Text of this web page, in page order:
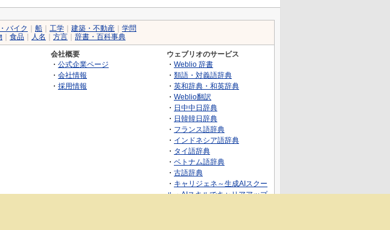
バイク 船 工学 建築・不動産
学問
食品 人名 方言 辞書・百科事典
会社概要
・ 公式企業ページ
・ 会社情報
・ 採用情報
ウェブリオのサービス
・ Weblio 辞書
・ 類語・対義語辞典
・ 英和辞典・和英辞典
・ Weblio翻訳
・ 日中中日辞典
・ 日韓韓日辞典
・ フランス語辞典
・ インドネシア語辞典
・ タイ語辞典
・ ベトナム語辞典
・ 古語辞典
・ キャリジェネ～生成AIスクー
ル・AIスキルでキャリアアップ